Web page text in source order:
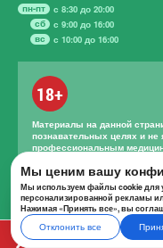
пн-пт
с 8:30 до 20:00
сб
с 9:00 до 16:00
вс
с 10:00 до 16:00
18+
Материалы на данной
познавательных целях и
профессиональным
Правильное лечение и
проводиться только
проведенной диагностики и
Мы ценим вашу
Мы используем файлы cookie для
персонализированной рекламы
Нажимая «Принять все», вы
Отклонить все